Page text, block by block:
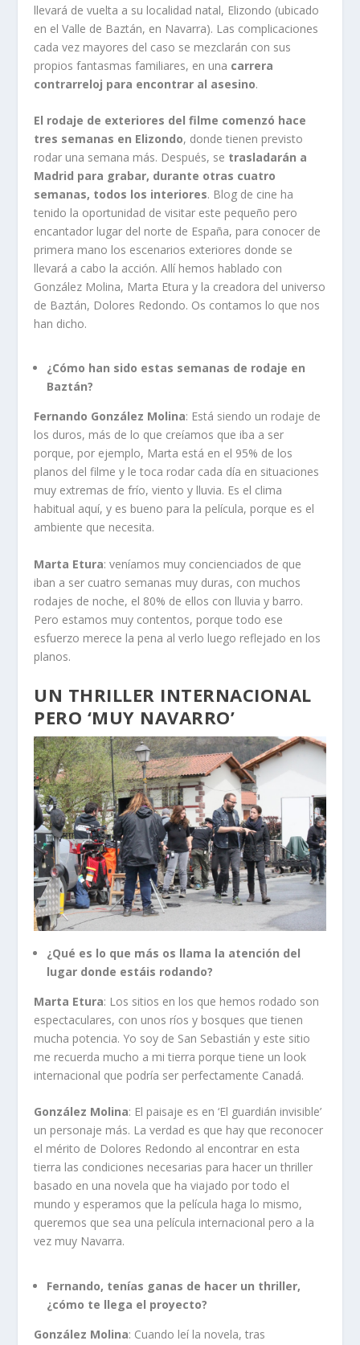
llevará de vuelta a su localidad natal, Elizondo (ubicado
en el Valle de Baztán, en Navarra). Las complicaciones
cada vez mayores del caso se mezclarán con sus
propios fantasmas familiares, en una carrera
contrarreloj para encontrar al asesino.
El rodaje de exteriores del filme comenzó hace
tres semanas en Elizondo, donde tienen previsto
rodar una semana más. Después, se trasladarán a
Madrid para grabar, durante otras cuatro
semanas, todos los interiores. Blog de cine ha
tenido la oportunidad de visitar este pequeño pero
encantador lugar del norte de España, para conocer de
primera mano los escenarios exteriores donde se
llevará a cabo la acción. Allí hemos hablado con
González Molina, Marta Etura y la creadora del universo
de Baztán, Dolores Redondo. Os contamos lo que nos
han dicho.
¿Cómo han sido estas semanas de rodaje en
Baztán?
Fernando González Molina: Está siendo un rodaje de
los duros, más de lo que creíamos que iba a ser
porque, por ejemplo, Marta está en el 95% de los
planos del filme y le toca rodar cada día en situaciones
muy extremas de frío, viento y lluvia. Es el clima
habitual aquí, y es bueno para la película, porque es el
ambiente que necesita.
Marta Etura: veníamos muy concienciados de que
iban a ser cuatro semanas muy duras, con muchos
rodajes de noche, el 80% de ellos con lluvia y barro.
Pero estamos muy contentos, porque todo ese
esfuerzo merece la pena al verlo luego reflejado en los
planos.
UN THRILLER INTERNACIONAL
PERO ‘MUY NAVARRO’
¿Qué es lo que más os llama la atención del
lugar donde estáis rodando?
Marta Etura: Los sitios en los que hemos rodado son
espectaculares, con unos ríos y bosques que tienen
mucha potencia. Yo soy de San Sebastián y este sitio
me recuerda mucho a mi tierra porque tiene un look
internacional que podría ser perfectamente Canadá.
González Molina: El paisaje es en ‘El guardián invisible’
un personaje más. La verdad es que hay que reconocer
el mérito de Dolores Redondo al encontrar en esta
tierra las condiciones necesarias para hacer un thriller
basado en una novela que ha viajado por todo el
mundo y esperamos que la película haga lo mismo,
queremos que sea una película internacional pero a la
vez muy Navarra.
Fernando, tenías ganas de hacer un thriller,
¿cómo te llega el proyecto?
González Molina: Cuando leí la novela, tras